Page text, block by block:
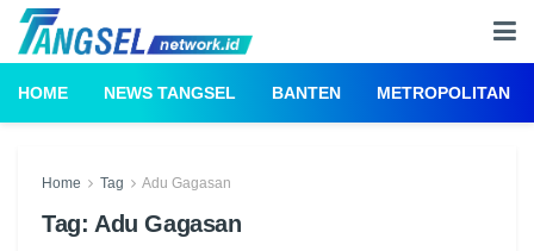
HOME NEWS TANGSEL BANTEN METROPOLITAN
Home Tag Adu Gagasan
Tag: Adu Gagasan